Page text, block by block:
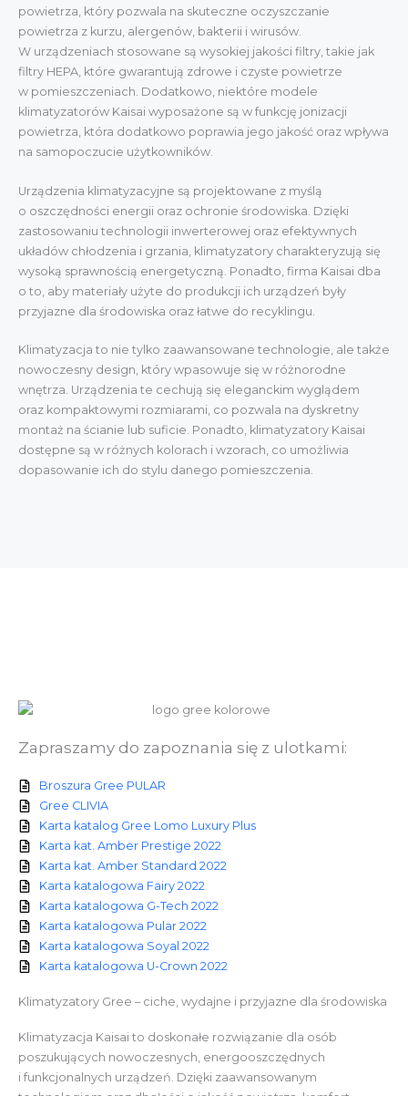
powietrza, który pozwala na skuteczne oczyszczanie
powietrza z kurzu, alergenów, bakterii i wirusów.
W urządzeniach stosowane są wysokiej jakości filtry, takie jak
filtry HEPA, które gwarantują zdrowe i czyste powietrze
w pomieszczeniach. Dodatkowo, niektóre modele
klimatyzatorów Kaisai wyposażone są w funkcję jonizacji
powietrza, która dodatkowo poprawia jego jakość oraz wpływa
na samopoczucie użytkowników.
Urządzenia klimatyzacyjne są projektowane z myślą
o oszczędności energii oraz ochronie środowiska. Dzięki
zastosowaniu technologii inwerterowej oraz efektywnych
układów chłodzenia i grzania, klimatyzatory charakteryzują się
wysoką sprawnością energetyczną. Ponadto, firma Kaisai dba
o to, aby materiały użyte do produkcji ich urządzeń były
przyjazne dla środowiska oraz łatwe do recyklingu.
Klimatyzacja to nie tylko zaawansowane technologie, ale także
nowoczesny design, który wpasowuje się w różnorodne
wnętrza. Urządzenia te cechują się eleganckim wyglądem
oraz kompaktowymi rozmiarami, co pozwala na dyskretny
montaż na ścianie lub suficie. Ponadto, klimatyzatory Kaisai
dostępne są w różnych kolorach i wzorach, co umożliwia
dopasowanie ich do stylu danego pomieszczenia.
Klimatyzatory Gree – ciche, wydajne i przyjazne dla środowiska
Klimatyzacja Kaisai to doskonałe rozwiązanie dla osób
poszukujących nowoczesnych, energooszczędnych
i funkcjonalnych urządzeń. Dzięki zaawansowanym
Zapraszamy do zapoznania się z ulotkami:
Broszura Gree PULAR
Gree CLIVIA
Karta katalog Gree Lomo Luxury Plus
Karta kat. Amber Prestige 2022
Karta kat. Amber Standard 2022
Karta katalogowa Fairy 2022
Karta katalogowa G-Tech 2022
Karta katalogowa Pular 2022
Karta katalogowa Soyal 2022
Karta katalogowa U-Crown 2022